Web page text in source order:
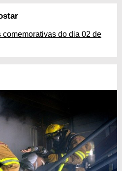
do dia 02 de